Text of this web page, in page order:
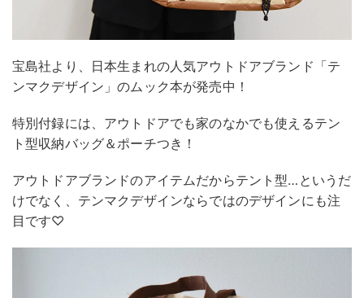
宝島社より、日本生まれの人気アウトドアブランド「テ
ンマクデザイン」のムック本が発売中！
特別付録には、アウトドアでも家のなかでも使えるテン
ト型収納バッグ＆ポーチつき！
アウトドアブランドのアイテムだからテント型…というだ
けでなく、テンマクデザインならではのデザインにも注
目です♡